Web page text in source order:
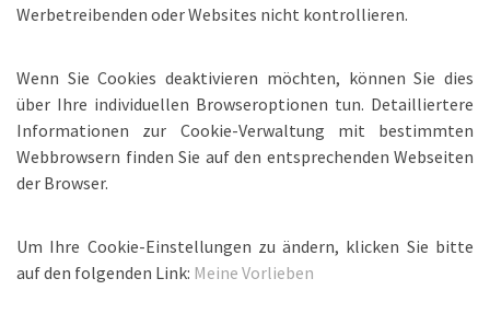
Werbetreibenden oder Websites nicht kontrollieren.
Wenn Sie Cookies deaktivieren möchten, können Sie dies
über Ihre individuellen Browseroptionen tun. Detailliertere
Informationen zur Cookie-Verwaltung mit bestimmten
Webbrowsern finden Sie auf den entsprechenden Webseiten
der Browser.
Um Ihre Cookie-Einstellungen zu ändern, klicken Sie bitte
auf den folgenden Link: Meine Vorlieben